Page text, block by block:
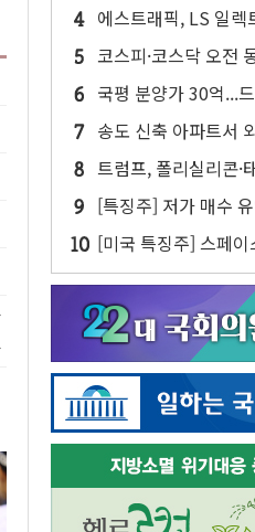
에스트래픽, LS 일렉
사업 인수 계약
코스피·코스닥 오전
린 종목이 두 배 넘어
국평 분양가 30억...
15가구 '줍줍' 나왔다
송도 신축 아파트서
어져…SK에코플랜
트럼프, 폴리실리콘·
관세…한국 등엔 '합
[특징주] 저가 매수
대형주 소폭 반등
[미국 특징주] 스페이
지에 천연가스 발전